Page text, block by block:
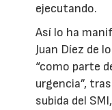
ejecutando.
Así lo ha
Juan Díez de
“como parte
urgencia”,
subida del